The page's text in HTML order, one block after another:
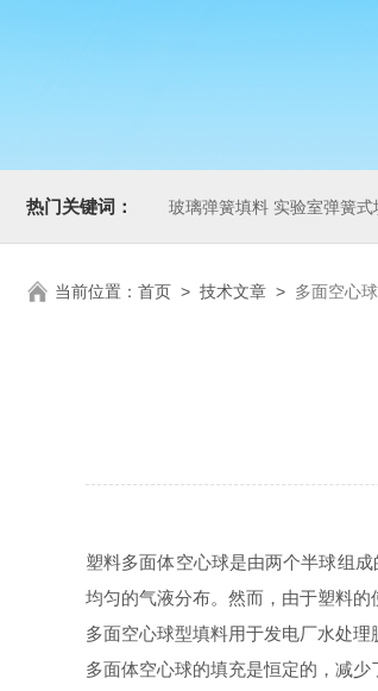
热门关键词： 玻璃弹簧填料 实验室弹簧式
当前位置： 首页 > 技术文章 > 多面空心
塑料多面体空心球是由两个半球组
均匀的气液分布。然而，由于塑料
多面空心球型填料用于发电厂水处
多面体空心球的填充是恒定的，减